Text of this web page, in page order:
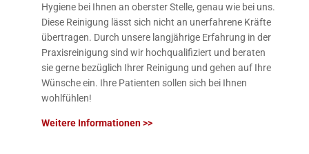
Hygiene bei Ihnen an oberster Stelle, genau wie bei uns.
Diese Reinigung lässt sich nicht an unerfahrene Kräfte
übertragen. Durch unsere langjährige Erfahrung in der
Praxisreinigung sind wir hochqualifiziert und beraten
sie gerne bezüglich Ihrer Reinigung und gehen auf Ihre
Wünsche ein. Ihre Patienten sollen sich bei Ihnen
wohlfühlen!
Weitere Informationen >>